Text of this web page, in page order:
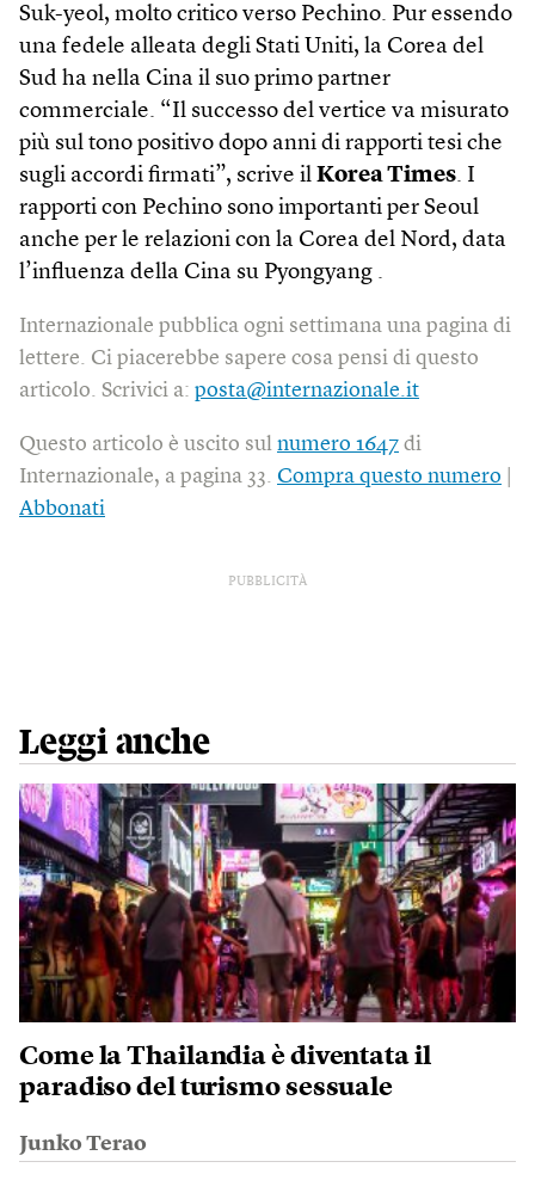
Suk-yeol, molto critico verso Pechino. Pur essendo
una fedele alleata degli Stati Uniti, la Corea del
Sud ha nella Cina il suo primo partner
commerciale. “Il successo del vertice va misurato
più sul tono positivo dopo anni di rapporti tesi che
sugli accordi firmati”, scrive il Korea Times. I
rapporti con Pechino sono importanti per Seoul
anche per le relazioni con la Corea del Nord, data
l’influenza della Cina su Pyongyang .
Internazionale pubblica ogni settimana una pagina di
lettere. Ci piacerebbe sapere cosa pensi di questo
articolo. Scrivici a: posta@internazionale.it
Questo articolo è uscito sul numero 1647 di
Internazionale, a pagina 33. Compra questo numero
Abbonati
PUBBLICITÀ
Leggi anche
Come la Thailandia è diventata il
paradiso del turismo sessuale
Junko Terao